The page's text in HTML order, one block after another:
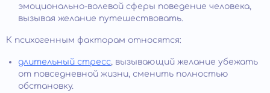
эмоционально-волевой сферы поведение человека,
вызывая желание путешествовать.
К психогенным факторам относятся:
длительный стресс, вызывающий желание убежать
от повседневной жизни, сменить полностью
обстановку.